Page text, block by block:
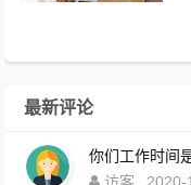
最新评论
你们工作时间
访客
2020-